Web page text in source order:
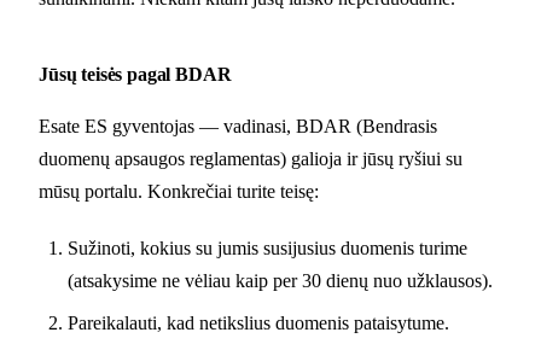
Jūsų teisės pagal BDAR
Esate ES gyventojas — vadinasi, BDAR (Bendrasis
duomenų apsaugos reglamentas) galioja ir jūsų ryšiui su
mūsų portalu. Konkrečiai turite teisę:
Sužinoti, kokius su jumis susijusius duomenis turime
(atsakysime ne vėliau kaip per 30 dienų nuo užklausos).
Pareikalauti, kad netikslius duomenis pataisytume.